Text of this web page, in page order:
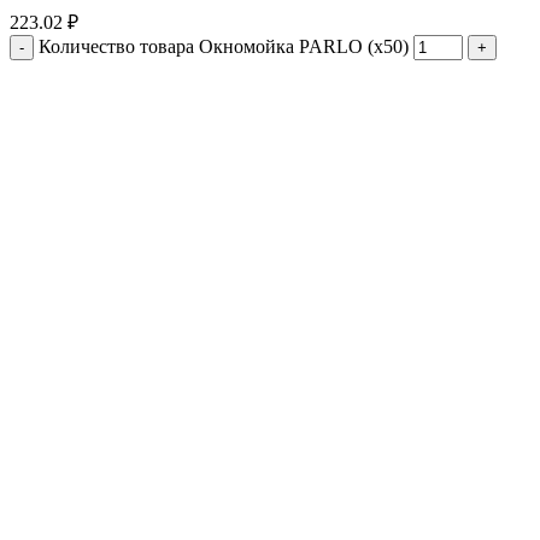
223.02 ₽
Количество товара Окномойка PARLO (х50)